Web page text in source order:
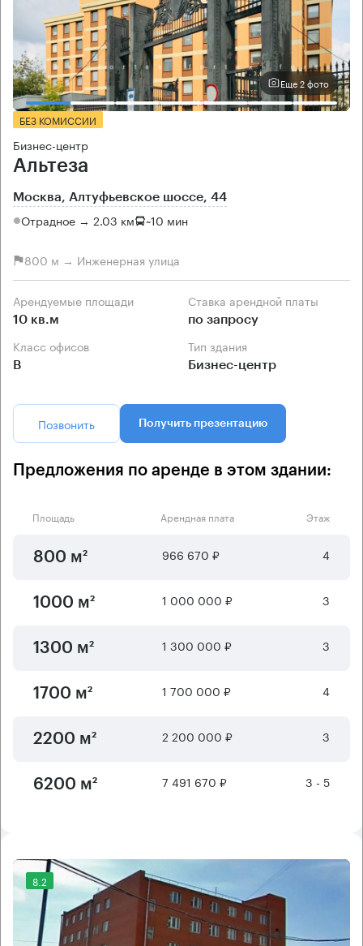
Еще 2 фото
БЕЗ КОМИССИИ
Бизнес-центр
Альтеза
Москва, Алтуфьевское шоссе, 44
Отрадное → 2.03 км ~10 мин
800 м → Инженерная улица
Арендуемые площади
10 кв.м
Ставка арендной платы
по запросу
Класс офисов
B
Тип здания
Бизнес-центр
Позвонить Получить презентацию
Предложения по аренде в этом здании:
Площадь Арендная плата Этаж
800 м² 966 670 ₽ 4
1000 м² 1 000 000 ₽ 3
1300 м² 1 300 000 ₽ 3
1700 м² 1 700 000 ₽ 4
2200 м² 2 200 000 ₽ 3
6200 м² 7 491 670 ₽ 3 - 5
8.2